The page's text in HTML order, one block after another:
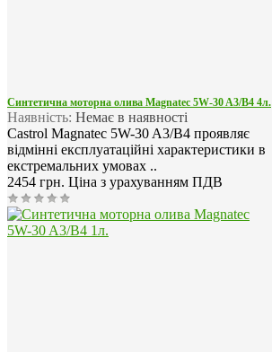
Синтетична моторна олива Magnatec 5W-30 A3/B4 4л.
Наявність: Немає в наявності
Castrol Magnatec 5W-30 A3/B4 проявляє
відмінні експлуатаційні характеристики в
екстремальних умовах ..
2454 грн. Ціна з урахуванням ПДВ